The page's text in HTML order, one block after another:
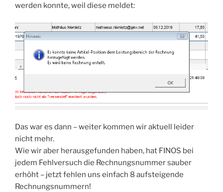
werden konnte, weil diese meldet:
Das war es dann – weiter kommen wir aktuell leider
nicht mehr.
Wie wir aber herausgefunden haben, hat FINOS bei
jedem Fehlversuch die Rechnungsnummer sauber
erhöht – jetzt fehlen uns einfach 8 aufsteigende
Rechnungsnummern!